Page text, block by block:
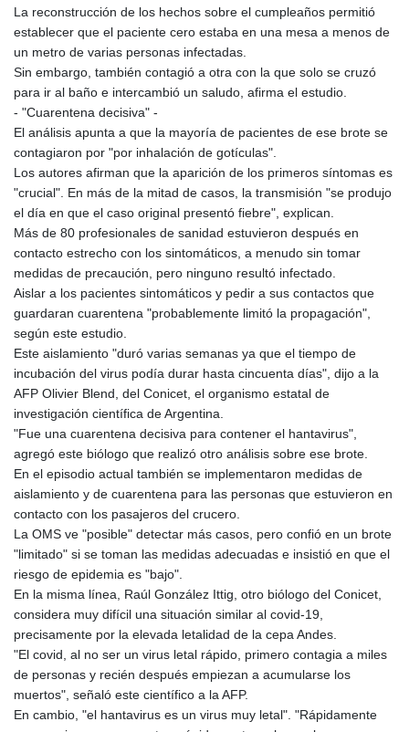
La reconstrucción de los hechos sobre el cumpleaños permitió
establecer que el paciente cero estaba en una mesa a menos de
un metro de varias personas infectadas.
Sin embargo, también contagió a otra con la que solo se cruzó
para ir al baño e intercambió un saludo, afirma el estudio.
- "Cuarentena decisiva" -
El análisis apunta a que la mayoría de pacientes de ese brote se
contagiaron por "por inhalación de gotículas".
Los autores afirman que la aparición de los primeros síntomas es
"crucial". En más de la mitad de casos, la transmisión "se produjo
el día en que el caso original presentó fiebre", explican.
Más de 80 profesionales de sanidad estuvieron después en
contacto estrecho con los sintomáticos, a menudo sin tomar
medidas de precaución, pero ninguno resultó infectado.
Aislar a los pacientes sintomáticos y pedir a sus contactos que
guardaran cuarentena "probablemente limitó la propagación",
según este estudio.
Este aislamiento "duró varias semanas ya que el tiempo de
incubación del virus podía durar hasta cincuenta días", dijo a la
AFP Olivier Blend, del Conicet, el organismo estatal de
investigación científica de Argentina.
"Fue una cuarentena decisiva para contener el hantavirus",
agregó este biólogo que realizó otro análisis sobre ese brote.
En el episodio actual también se implementaron medidas de
aislamiento y de cuarentena para las personas que estuvieron en
contacto con los pasajeros del crucero.
La OMS ve "posible" detectar más casos, pero confió en un brote
"limitado" si se toman las medidas adecuadas e insistió en que el
riesgo de epidemia es "bajo".
En la misma línea, Raúl González Ittig, otro biólogo del Conicet,
considera muy difícil una situación similar al covid-19,
precisamente por la elevada letalidad de la cepa Andes.
"El covid, al no ser un virus letal rápido, primero contagia a miles
de personas y recién después empiezan a acumularse los
muertos", señaló este científico a la AFP.
En cambio, "el hantavirus es un virus muy letal". "Rápidamente